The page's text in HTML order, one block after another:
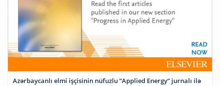
Azərbaycanlı elmi işçisinin nüfuzlu “Applied Energy” jurnalı ilə